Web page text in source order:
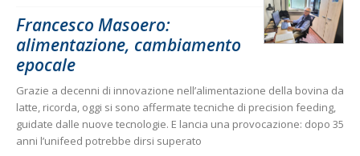
Francesco Masoero:
alimentazione, cambiamento
epocale
Grazie a decenni di innovazione nell’alimentazione della bovina da
latte, ricorda, oggi si sono affermate tecniche di precision feeding,
guidate dalle nuove tecnologie. E lancia una provocazione: dopo 35
anni l’unifeed potrebbe dirsi superato